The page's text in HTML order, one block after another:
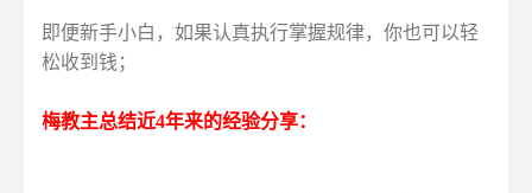
即便新手小白，如果认真执行掌握规律，你也可以轻
松收到钱；
梅教主总结近4年来的经验分享：